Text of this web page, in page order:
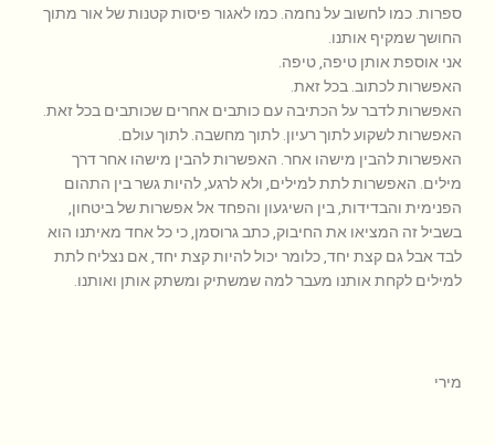
ספרות. כמו לחשוב על נחמה. כמו לאגור פיסות קטנות של אור מתוך
החושך שמקיף אותנו.
אני אוספת אותן טיפה, טיפה.
האפשרות לכתוב. בכל זאת.
האפשרות לדבר על הכתיבה עם כותבים אחרים שכותבים בכל זאת.
האפשרות לשקוע לתוך רעיון. לתוך מחשבה. לתוך עולם.
האפשרות להבין מישהו אחר. האפשרות להבין מישהו אחר דרך
מילים. האפשרות לתת למילים, ולא לרגע, להיות גשר בין התהום
הפנימית והבדידות, בין השיגעון והפחד אל אפשרות של ביטחון,
בשביל זה המציאו את החיבוק, כתב גרוסמן, כי כל אחד מאיתנו הוא
לבד אבל גם קצת יחד, כלומר יכול להיות קצת יחד, אם נצליח לתת
למילים לקחת אותנו מעבר למה שמשתיק ומשתק אותן ואותנו.
מירי